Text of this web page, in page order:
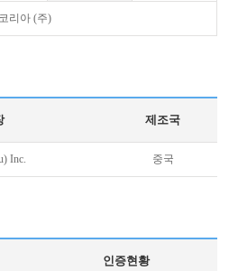
리아 (주)
제조국
Inc. 중국
인증현황